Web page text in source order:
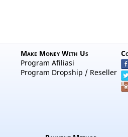
Make Money With Us
Program Afiliasi
Program Dropship / Reseller